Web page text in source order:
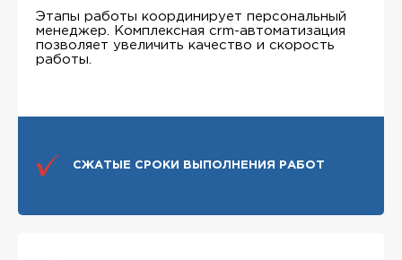
Этапы работы координирует персональный
менеджер. Комплексная crm-автоматизация
позволяет увеличить качество и скорость
работы.
СЖАТЫЕ СРОКИ ВЫПОЛНЕНИЯ РАБОТ